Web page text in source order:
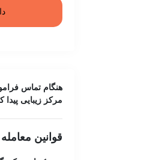
هنگام تماس
مرکز زیبایی پیدا
قوانین معامله